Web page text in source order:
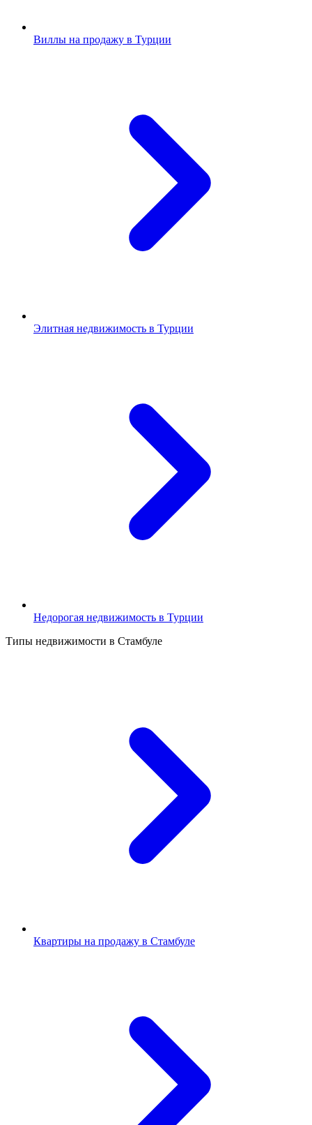
Виллы на продажу в Турции
Элитная недвижимость в Турции
Недорогая недвижимость в Турции
Типы недвижимости в Стамбуле
Квартиры на продажу в Стамбуле